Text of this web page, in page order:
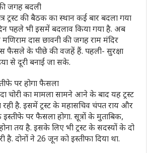
जगह बदली
ट्रस्ट की बैठक का स्थान कई बार बदला गया
पहले भी इसमें बदलाव किया गया है. अब
दास छावनी की जगह राम मंदिर
फैसले के पीछे की वजहें हैं. पहली- सुरक्षा
से दूरी बनाई जा सके.
पर होगा फैसला
चोरी का मामला सामने आने के बाद यह ट्रस्ट
है. इसमें ट्रस्ट के महासचिव चंपत राय और
इस्तीफे पर फैसला होगा. सूत्रों के मुताबिक,
तय है. इसके लिए भी ट्रस्ट के सदस्यों के दो
है. दोनों ने 26 जून को इस्तीफा दिया था.